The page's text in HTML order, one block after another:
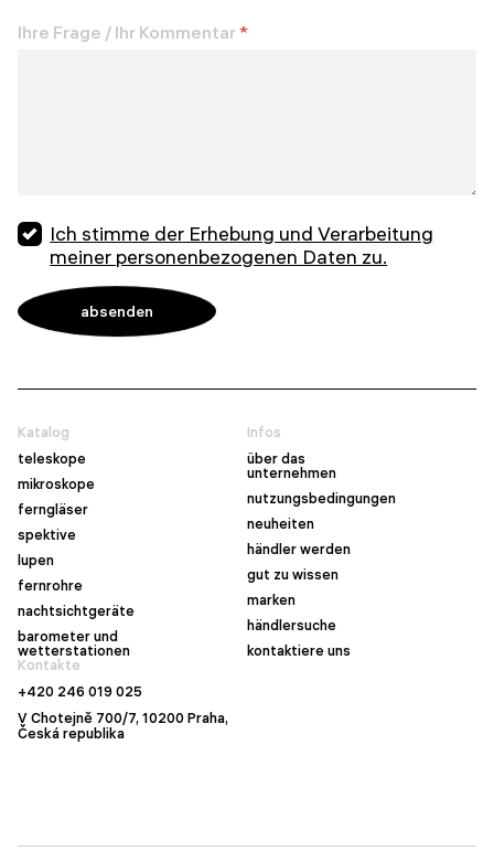
Ihre Frage / Ihr Kommentar*
Ich stimme der Erhebung und Verarbeitung
meiner personenbezogenen Daten zu.
Katalog
teleskope
mikroskope
ferngläser
spektive
lupen
fernrohre
nachtsichtgeräte
barometer und
wetterstationen
Infos
über das
unternehmen
nutzungsbedingungen
neuheiten
händler werden
gut zu wissen
marken
händlersuche
kontaktiere uns
Kontakte
+420 246 019 025
V Chotejně 700/7, 10200 Praha,
Česká republika